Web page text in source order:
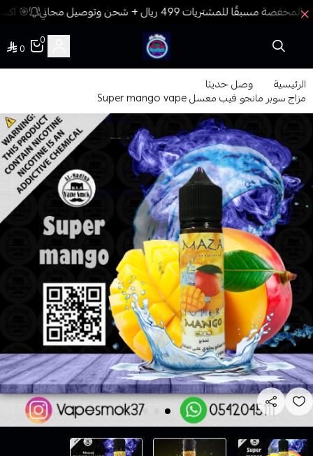
🎯
فيب المدينة
0
0
الرئيسية وصل حديثا
مزاج سوبر مانجو فيب معسل Super mango vape